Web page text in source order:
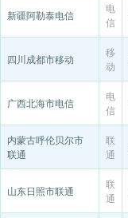
新疆阿勒泰电信
电
信
四川成都市移动
移
动
广西北海市电信
电
信
内蒙古呼伦贝尔市
联通
联
通
山东日照市联通
联
通